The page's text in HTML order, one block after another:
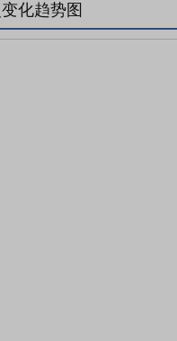
化趋势图